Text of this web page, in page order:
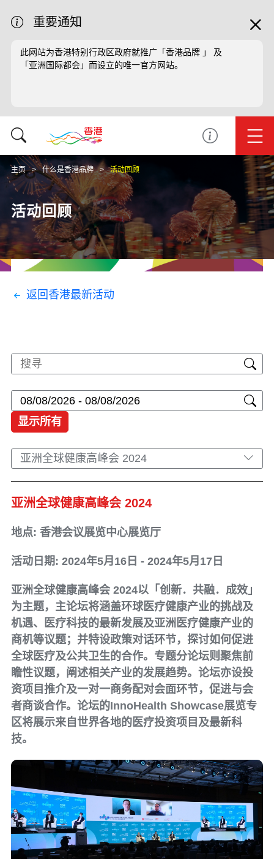
重要通知
此网站为香港特别行政区政府就推广「香港品牌 」 及
「亚洲国际都会」而设立的唯一官方网站。
主页 什么是香港品牌 活动回顾
活动回顾
返回香港最新活动
显示所有
亚洲全球健康高峰会 2024
亚洲全球健康高峰会 2024
地点: 香港会议展览中心展览厅
活动日期: 2024年5月16日 - 2024年5月17日
亚洲全球健康高峰会 2024以「创新．共融．成效」
为主题，主论坛将涵盖环球医疗健康产业的挑战及
机遇、医疗科技的最新发展及亚洲医疗健康产业的
商机等议题；并特设政策对话环节，探讨如何促进
全球医疗及公共卫生的合作。专题分论坛则聚焦前
瞻性议题，阐述相关产业的发展趋势。论坛亦设投
资项目推介及一对一商务配对会面环节，促进与会
者商谈合作。论坛的InnoHealth Showcase展览专
区将展示来自世界各地的医疗投资项目及最新科
技。